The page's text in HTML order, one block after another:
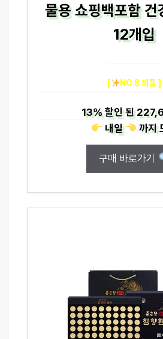
물용 쇼핑백포함 건
12개입
[ NO.8 제품 ]
13%할인 된
내일
까지
구매 바로가기